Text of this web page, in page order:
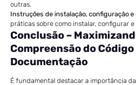
outras.
Instruções de instalação, configuração e
práticas sobre como instalar, configurar
Conclusão –
Compreensão do
Documentação
É fundamental destacar a importância